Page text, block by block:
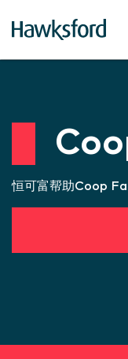
恒可富帮助Coop